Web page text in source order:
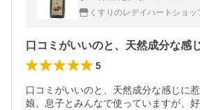
くすりのレデイハートショッ
5
口コミがいいのと、天然成分な感じに惹
娘、息子とみんなで使っていますが、好